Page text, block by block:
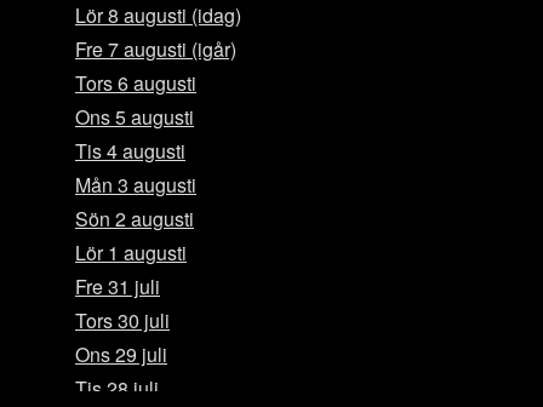
Lör 8 augusti (idag)
Fre 7 augusti (igår)
Tors 6 augusti
Ons 5 augusti
Tis 4 augusti
Mån 3 augusti
Sön 2 augusti
Lör 1 augusti
Fre 31 juli
Tors 30 juli
Ons 29 juli
Tis 28 juli